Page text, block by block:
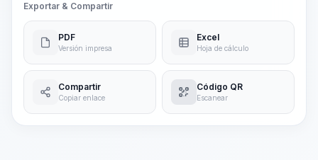
Exportar & Compartir
PDF
Versión impresa
Excel
Hoja de cálculo
Compartir
Copiar enlace
Código QR
Escanear